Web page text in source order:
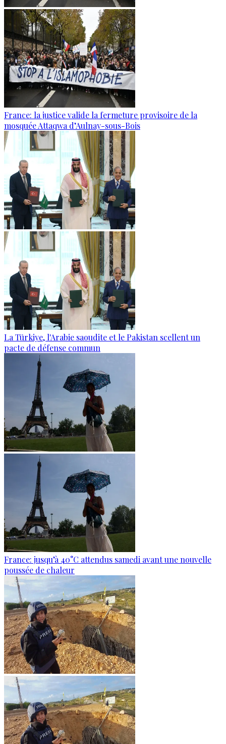
France: la justice valide la fermeture provisoire de la
mosquée Attaqwa d’Aulnay-sous-Bois
La Türkiye, l'Arabie saoudite et le Pakistan scellent un
pacte de défense commun
France: jusqu’à 40°C attendus samedi avant une nouvelle
poussée de chaleur